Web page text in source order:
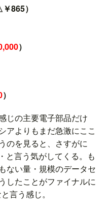
865）
）
）
じの主要電子部品だけ
アよりもまだ急激にここ
のを見ると、さすがに
と言う気がしてくる。も
ない量・規模のデータセ
したことがファイナルに
言う感じ。